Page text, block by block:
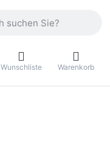
Wunschliste Warenkorb